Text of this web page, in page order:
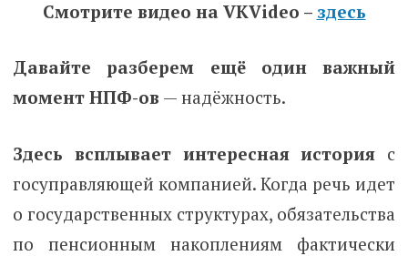
Смотрите видео на VKVideo – здесь
Давайте разберем ещё один важный
момент НПФ-ов — надёжность.
Здесь всплывает интересная история с
госуправляющей компанией. Когда речь идет
о государственных структурах, обязательства
по пенсионным накоплениям фактически